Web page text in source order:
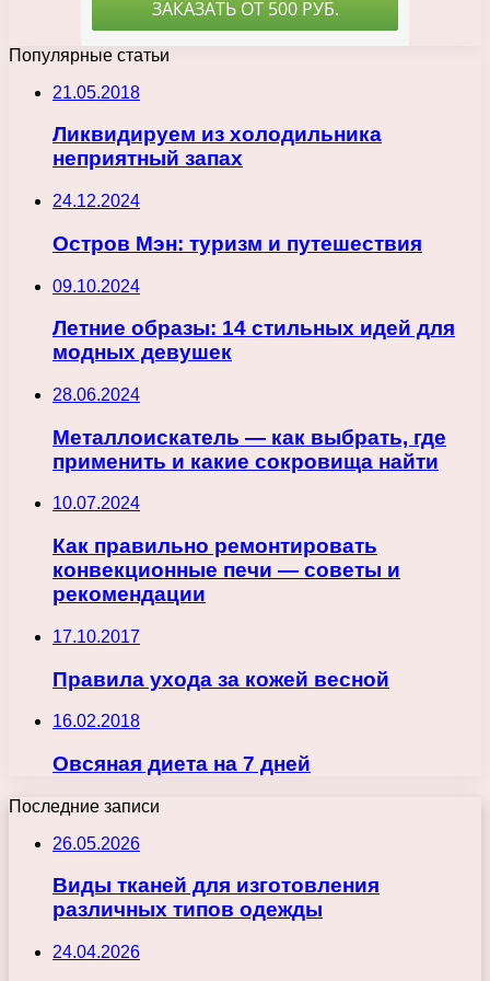
Популярные статьи
21.05.2018
Ликвидируем из холодильника
неприятный запах
24.12.2024
Остров Мэн: туризм и путешествия
09.10.2024
Летние образы: 14 стильных идей для
модных девушек
28.06.2024
Металлоискатель — как выбрать, где
применить и какие сокровища найти
10.07.2024
Как правильно ремонтировать
конвекционные печи — советы и
рекомендации
17.10.2017
Правила ухода за кожей весной
16.02.2018
Овсяная диета на 7 дней
Последние записи
26.05.2026
Виды тканей для изготовления
различных типов одежды
24.04.2026